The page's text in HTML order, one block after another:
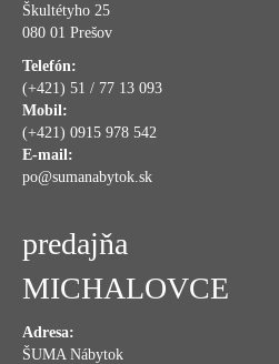
Škultétyho 25
080 01 Prešov
Telefón:
(+421) 51 / 77 13 093
Mobil:
(+421) 0915 978 542
E-mail:
po@sumanabytok.sk
predajňa
MICHALOVCE
Adresa:
ŠUMA Nábytok